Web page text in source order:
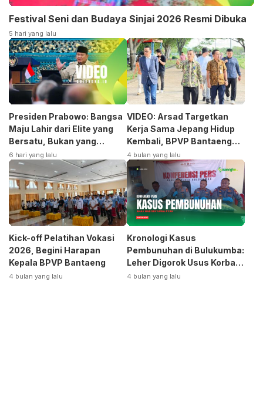
Festival Seni dan Budaya Sinjai 2026 Resmi Dibuka
5 hari yang lalu
Presiden Prabowo: Bangsa
Maju Lahir dari Elite yang
Bersatu, Bukan yang
Terpecah
6 hari yang lalu
VIDEO: Arsad Targetkan
Kerja Sama Jepang Hidup
Kembali, BPVP Bantaeng
Siap Bangkitkan Jurusan
Otomotif
4 bulan yang lalu
Kick-off Pelatihan Vokasi
2026, Begini Harapan
Kepala BPVP Bantaeng
4 bulan yang lalu
Kronologi Kasus
Pembunuhan di Bulukumba:
Leher Digorok Usus Korban
Dikeluarkan
4 bulan yang lalu